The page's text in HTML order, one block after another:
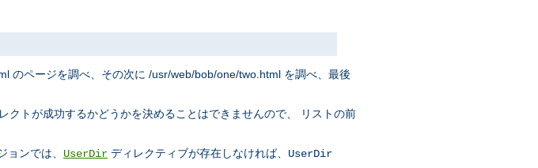
のページを調べ、その次に /usr/web/bob/one/two.html を調べ、最後
トが成功するかどうかを決めることはできませんので、 リストの前
ンでは、 UserDir ディレクティブが存在しなければ、 UserDir